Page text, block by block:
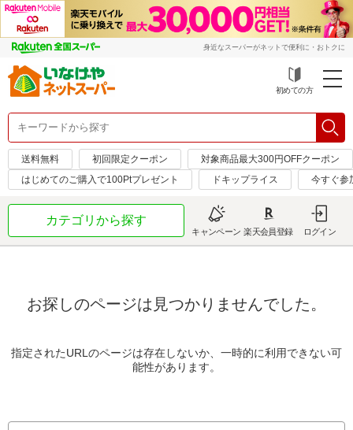
身近なスーパーがネットで便利に・おトクに
初めての方
送料無料 初回限定クーポン
対象商品最大300円OFFクーポン
はじめてのご購入で100Ptプレゼント
ドキップライス 今すぐ参
カテゴリから探す
キャンペーン 楽天会員登録 ログイン
お探しのページは見つかりませんでした。
指定されたURLのページは存在しないか、一時的に利用できない可
能性があります。